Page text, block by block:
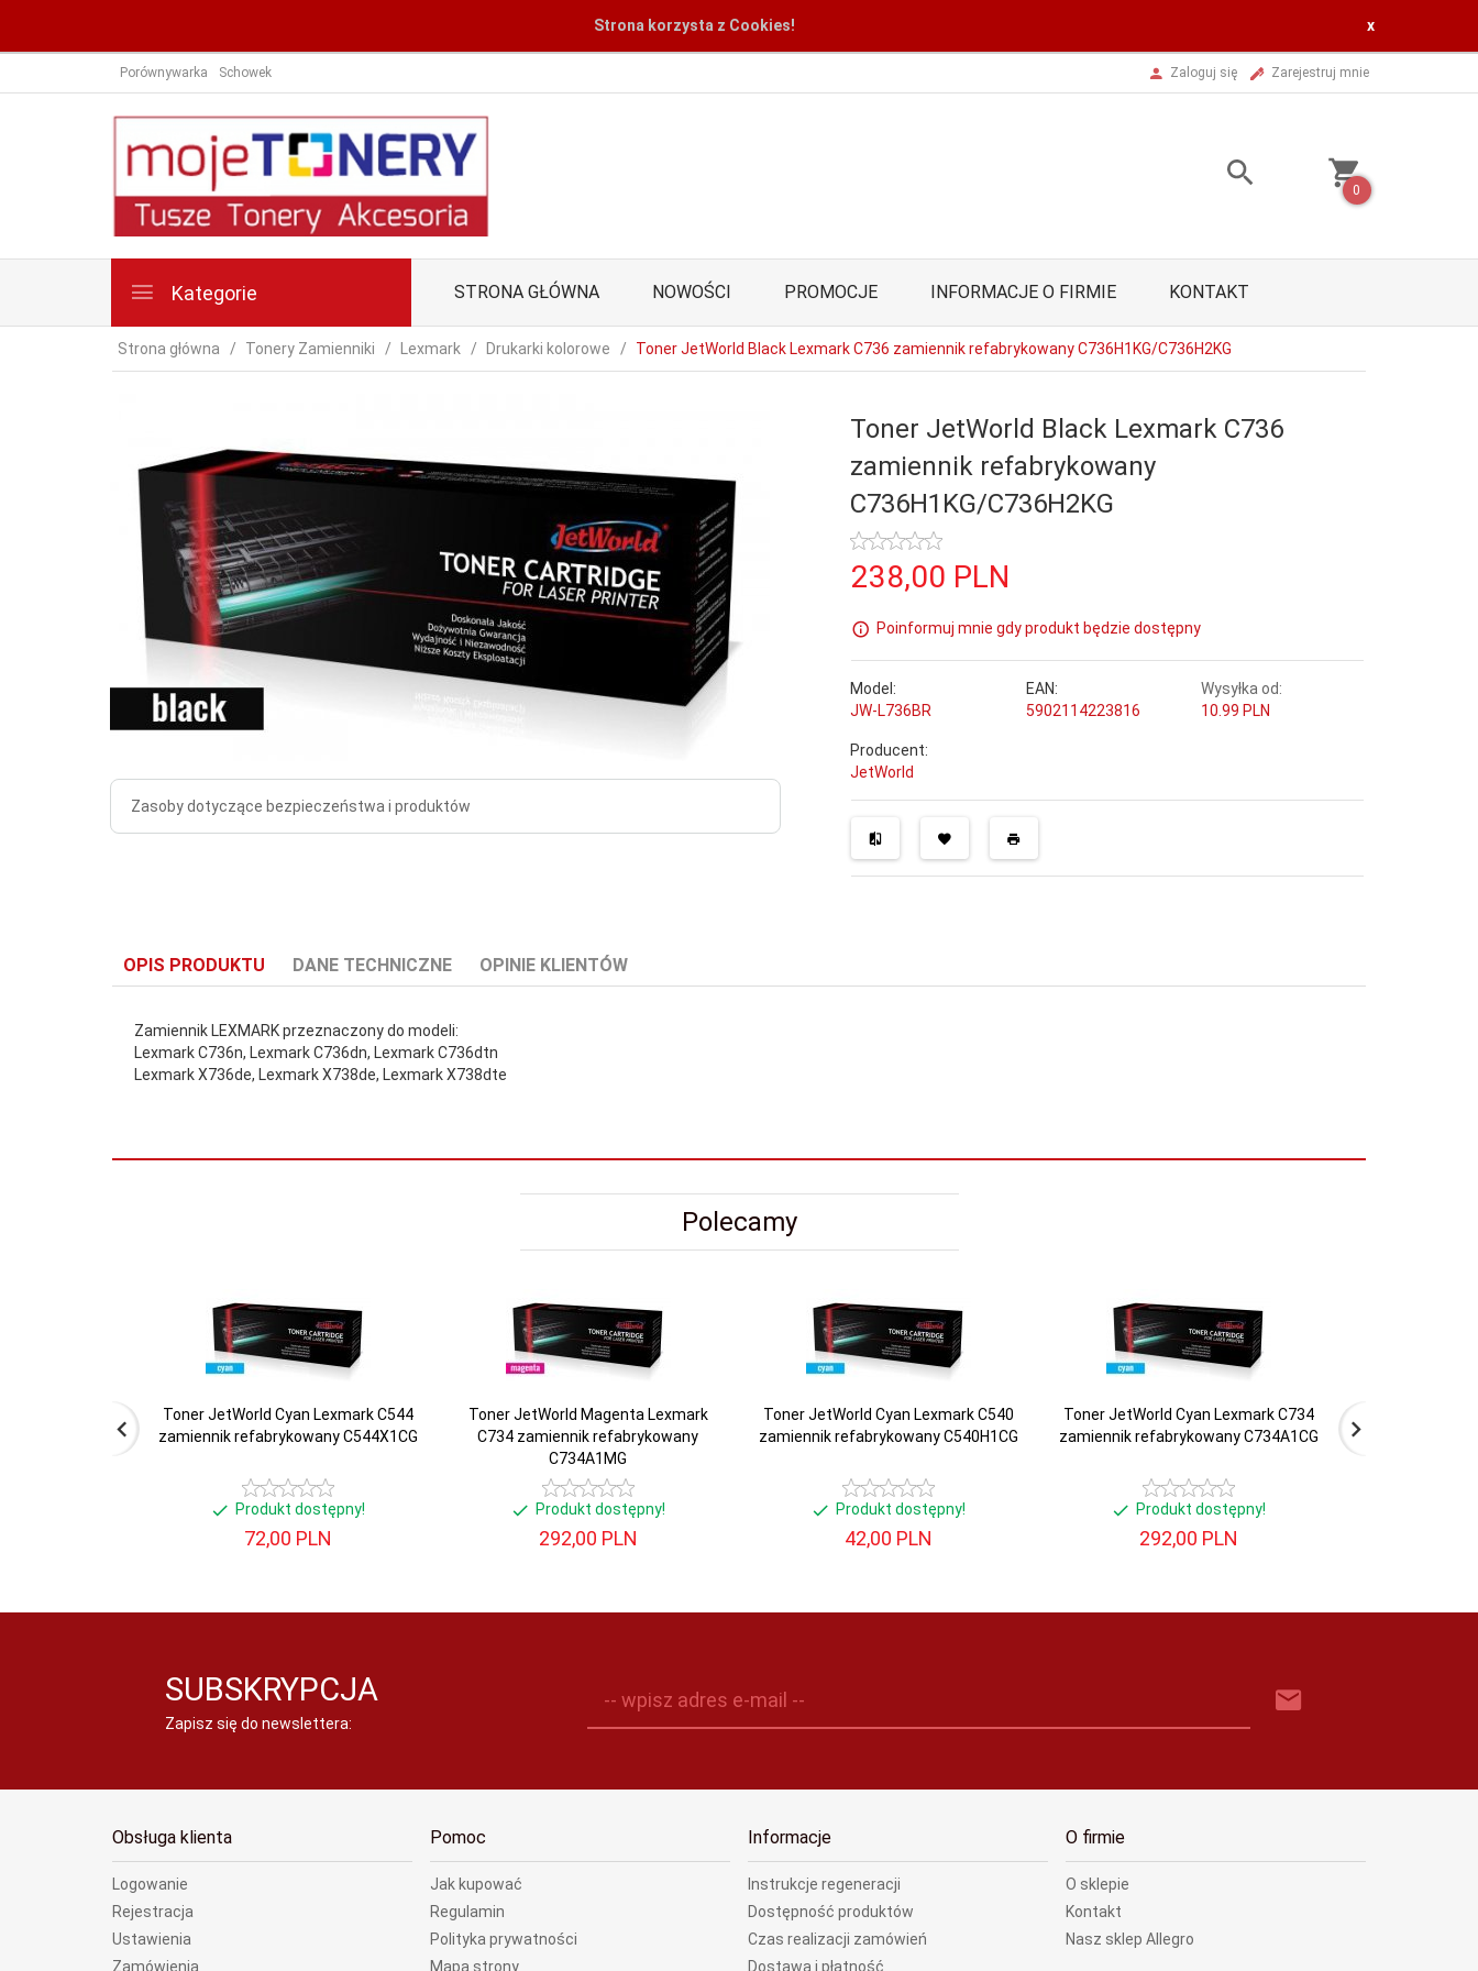
Strona korzysta z Cookies! x
Porównywarka Schowek Zaloguj się Zarejestruj mnie
0
Kategorie STRONA GŁÓWNA NOWOŚCI PROMOCJE INFORMACJE O FIRMIE KONTAKT
Strona główna Tonery Zamienniki Lexmark Drukarki kolorowe Toner JetWorld Black Lexmark C736 zamiennik refabrykowany C736H1KG/C736H2KG
Zasoby dotyczące bezpieczeństwa i produktów
Toner JetWorld Black Lexmark C736
zamiennik refabrykowany
C736H1KG/C736H2KG
238,00 PLN
Poinformuj mnie gdy produkt będzie dostępny
Model:
JW-L736BR
EAN:
5902114223816
Wysyłka od:
10.99 PLN
Producent:
JetWorld
OPIS PRODUKTU DANE TECHNICZNE OPINIE KLIENTÓW
Zamiennik LEXMARK przeznaczony do modeli:
Lexmark C736n, Lexmark C736dn, Lexmark C736dtn
Lexmark X736de, Lexmark X738de, Lexmark X738dte
Polecamy
Toner JetWorld Cyan Lexmark C544
zamiennik refabrykowany C544X1CG
Produkt dostępny!
72,00 PLN
Toner JetWorld Magenta Lexmark
C734 zamiennik refabrykowany
C734A1MG
Produkt dostępny!
292,00 PLN
Toner JetWorld Cyan Lexmark C540
zamiennik refabrykowany C540H1CG
Produkt dostępny!
42,00 PLN
Toner JetWorld Cyan Lexmark C734
zamiennik refabrykowany C734A1CG
Produkt dostępny!
292,00 PLN
zamiennik
SUBSKRYPCJA
Zapisz się do newslettera:
-- wpisz adres e-mail --
Obsługa klienta
Logowanie
Rejestracja
Ustawienia
Zamówienia
Pomoc
Jak kupować
Regulamin
Polityka prywatności
Mapa strony
Informacje
Instrukcje regeneracji
Dostępność produktów
Czas realizacji zamówień
Dostawa i płatność
O firmie
O sklepie
Kontakt
Nasz sklep Allegro